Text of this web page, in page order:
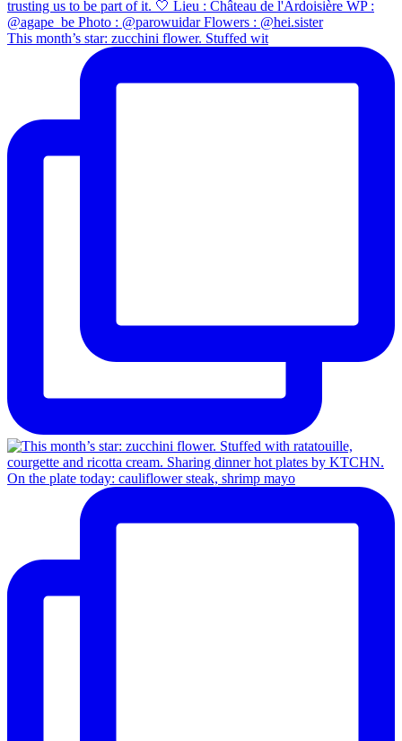
This month’s star: zucchini flower. Stuffed wit
On the plate today: cauliflower steak, shrimp mayo